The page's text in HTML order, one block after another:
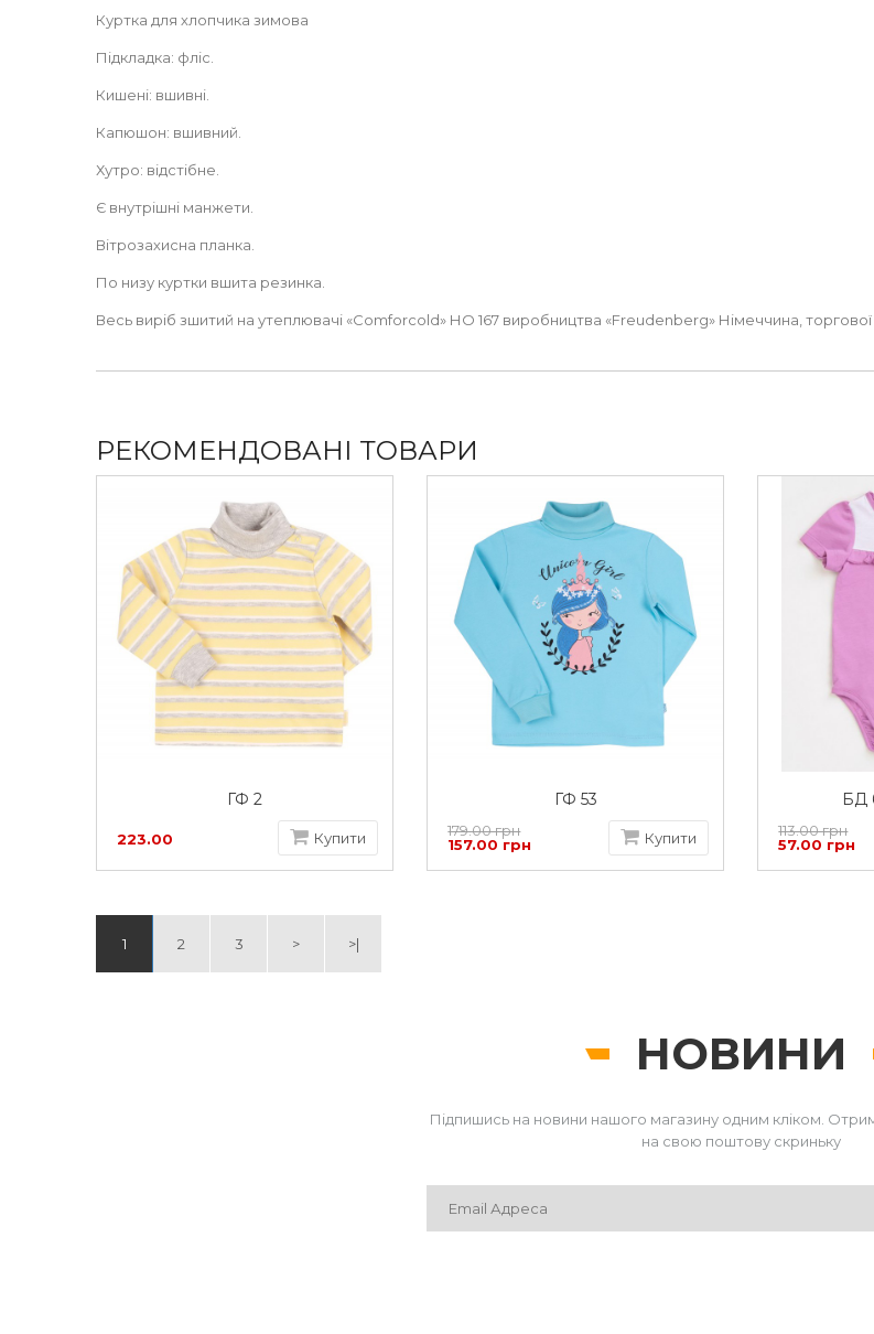
Куртка для хлопчика зимова
Підкладка: фліс.
Кишені: вшивні.
Капюшон: вшивний.
Хутро: відстібне.
Є внутрішні манжети.
Вітрозахисна планка.
По низу куртки вшита резинка.
Весь виріб зшитий на утеплювачі «Comforcold» НО 167 виробництва «Freudenberg» Німеччина,
РЕКОМЕНДОВАНІ ТОВАРИ
ГФ 2
223.00 Купити
ГФ 53
179.00 грн
157.00 грн
Купити
БД
113.00 грн
57.00 грн
1 2 3 > >|
НОВИНИ
Підпишись на новини нашого магазину одним кліком.
на свою поштову скриньку